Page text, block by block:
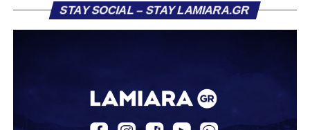
ευκαιρία, η Λαμία κατάφερε να ανοίξει το σκορ. Στο 26’,
Το γκολ αυτό άλλαξε τη ροή του αγώνα, δίνοντας
ψυχολογία στη Λαμία που άρχισε να κρατά περισσότερο
την κατοχή. Τα Τρίκαλα προσπάθησαν να αντιδράσουν,
STAY SOCIAL – STAY LAMIARA.GR